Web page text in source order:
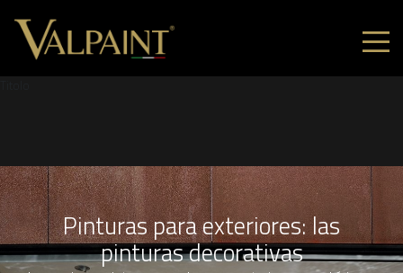
Pinturas para exteriores: las
pinturas decorativas